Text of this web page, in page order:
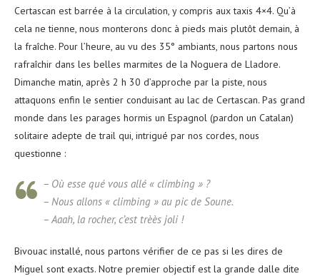
Certascan est barrée à la circulation, y compris aux taxis 4×4. Qu’à
cela ne tienne, nous monterons donc à pieds mais plutôt demain, à
la fraîche. Pour l’heure, au vu des 35° ambiants, nous partons nous
rafraîchir dans les belles marmites de la Noguera de Lladore.
Dimanche matin, après 2 h 30 d’approche par la piste, nous
attaquons enfin le sentier conduisant au lac de Certascan. Pas grand
monde dans les parages hormis un Espagnol (pardon un Catalan)
solitaire adepte de trail qui, intrigué par nos cordes, nous
questionne :
– Où esse qué vous allé « climbing » ?
– Nous allons « climbing » au pic de Soune.
– Aaah, la rocher, c’est trèès joli !
Bivouac installé, nous partons vérifier de ce pas si les dires de
Miguel sont exacts. Notre premier objectif est la grande dalle dite